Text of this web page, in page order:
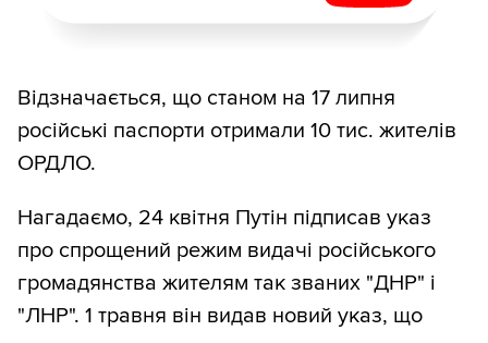
Відзначається, що станом на 17 липня
російські паспорти отримали 10 тис. жителів
ОРДЛО.
Нагадаємо, 24 квітня Путін підписав указ
про спрощений режим видачі російського
громадянства жителям так званих "ДНР" і
"ЛНР". 1 травня він видав новий указ, що